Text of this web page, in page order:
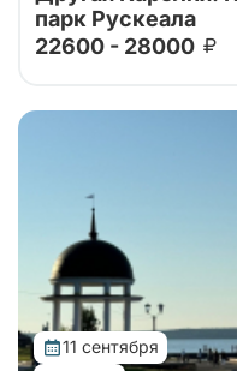
Тур от наших
тур 2 дня: крепость
Рускеала, Кижи и
парк Рускеала
22600 - 28000
11 сентября